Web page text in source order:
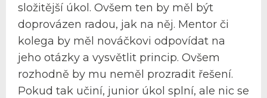
složitější úkol. Ovšem ten by měl být
doprovázen radou, jak na něj. Mentor či
kolega by měl nováčkovi odpovídat na
jeho otázky a vysvětlit princip. Ovšem
rozhodně by mu neměl prozradit řešení.
Pokud tak učiní, junior úkol splní, ale nic se